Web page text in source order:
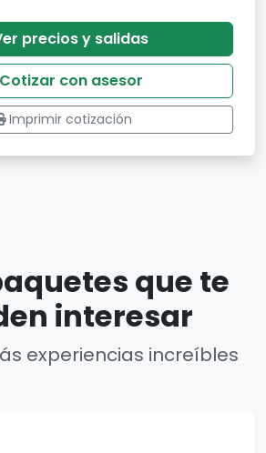
precios y salidas
Cotizar con asesor
Imprimir cotización
que te
interesar
experiencias increíbles